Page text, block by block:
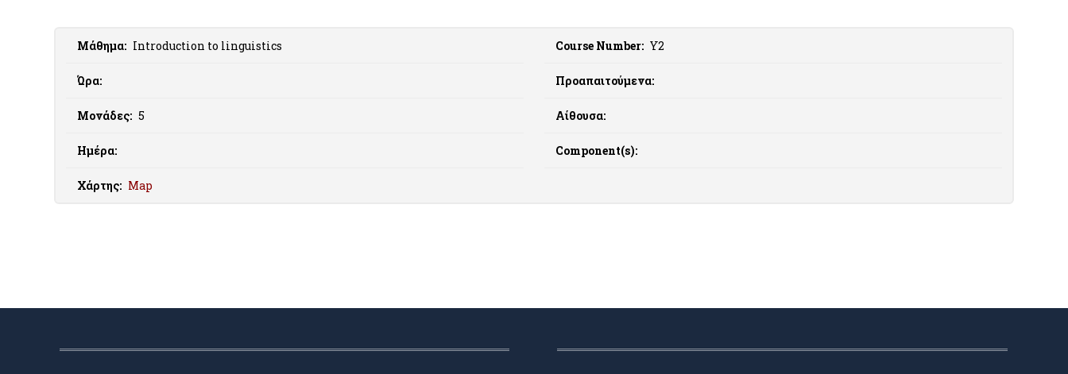
Μάθημα: Introduction to linguistics Course Number: Υ2
Ώρα: Προαπαιτούμενα:
Μονάδες: 5 Αίθουσα:
Ημέρα: Component(s):
Χάρτης: Map